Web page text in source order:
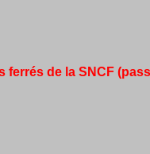
de la SNCF